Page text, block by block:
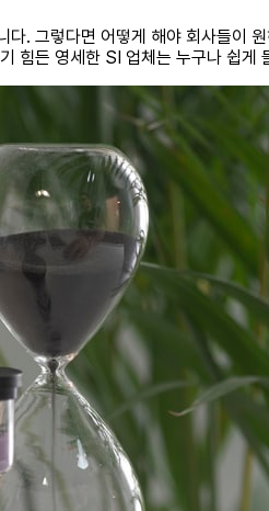
. 그렇다면 어떻게 해야 회사들이
힘든 영세한 SI 업체는 누구나 쉽게